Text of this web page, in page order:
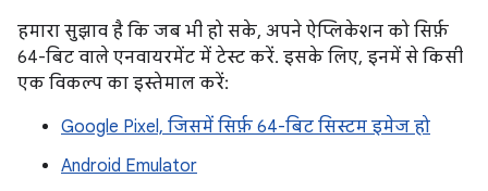
हमारा सुझाव है कि जब भी हो सके, अपने ऐप्लिकेशन को सिर्फ़
64-बिट वाले एनवायरमेंट में टेस्ट करें. इसके लिए, इनमें से किसी
एक विकल्प का इस्तेमाल करें:
Google Pixel, जिसमें सिर्फ़ 64-बिट सिस्टम इमेज हो
Android Emulator